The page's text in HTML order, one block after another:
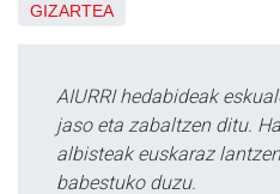
GIZARTEA
AIURRI hedabideak
jaso eta zabaltzen ditu.
albisteak euskaraz
babestuko duzu.